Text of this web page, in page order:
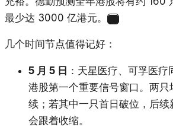
最少达 3000 亿港元。
几个时间节点值得记好：
5 月 5 日 ：天星医疗、可孚医
港股第一个重要信号窗口。两只
续；若其中一只首日破位，后
会跟着收缩。